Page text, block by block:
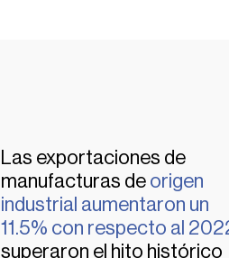
Las exportaciones de
manufacturas de origen
industrial aumentaron un
11.5% con respecto al
superaron el hito histórico